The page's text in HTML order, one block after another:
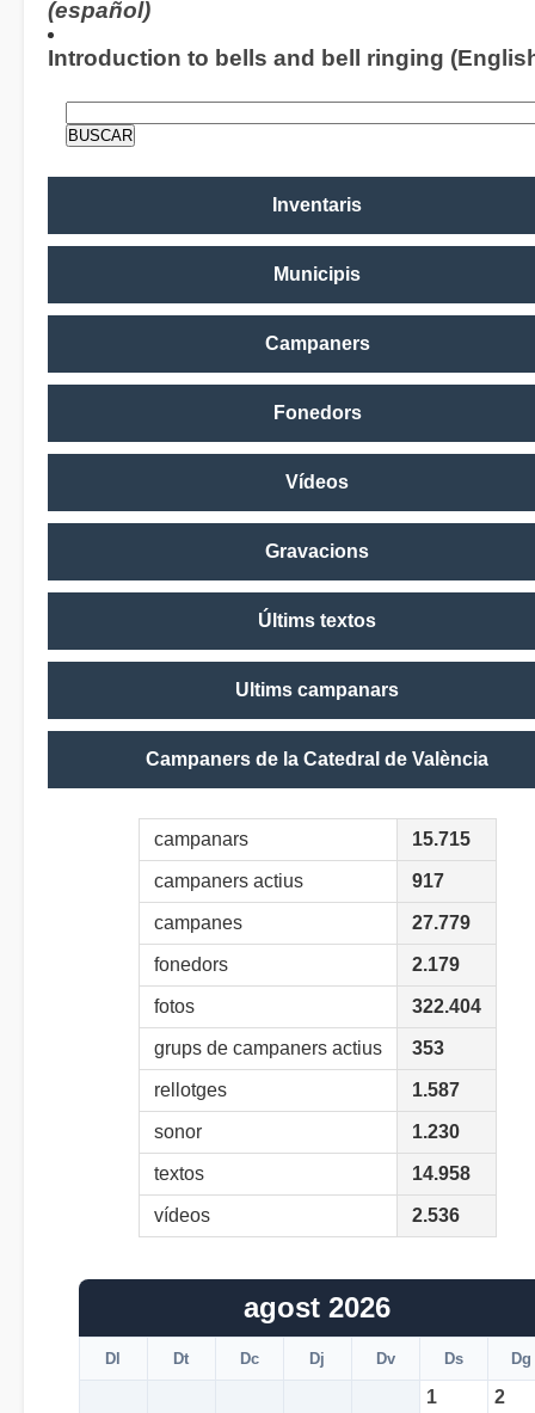
(español)
Introduction to bells and bell ringing
Inventaris
Municipis
Campaners
Fonedors
Vídeos
Gravacions
Últims textos
Ultims campanars
Campaners de la Catedral de València
campanars 15.715
campaners actius 917
campanes 27.779
fonedors 2.179
fotos 322.404
grups de campaners actius 353
rellotges 1.587
sonor 1.230
textos 14.958
vídeos 2.536
agost 2026
Dl Dt Dc Dj Dv Ds Dg
1
2